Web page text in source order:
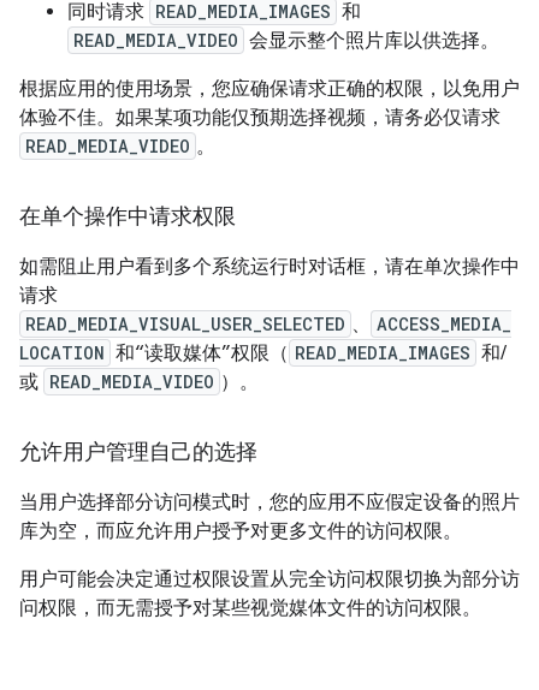
同时请求 READ_MEDIA_IMAGES 和
READ_MEDIA_VIDEO 会显示整个照片库以供选择。
根据应用的使用场景，您应确保请求正确的权限，以免用户
体验不佳。如果某项功能仅预期选择视频，请务必仅请求
READ_MEDIA_VIDEO 。
在单个操作中请求权限
如需阻止用户看到多个系统运行时对话框，请在单次操作中
请求
READ_MEDIA_VISUAL_USER_SELECTED 、
ACCESS_MEDIA_
LOCATION 和“读取媒体”权限（ READ_MEDIA_IMAGES 和/
或 READ_MEDIA_VIDEO ）。
允许用户管理自己的选择
当用户选择部分访问模式时，您的应用不应假定设备的照片
库为空，而应允许用户授予对更多文件的访问权限。
用户可能会决定通过权限设置从完全访问权限切换为部分访
问权限，而无需授予对某些视觉媒体文件的访问权限。